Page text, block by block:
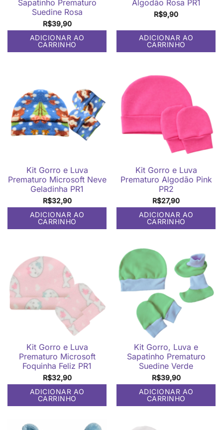
Sapatinho Prematuro
Suedine Rosa
R$39,90
ADICIONAR AO
CARRINHO
Algodão Rosa PR1
R$9,90
ADICIONAR AO
CARRINHO
Kit Gorro e Luva
Prematuro Microsoft Neve
Geladinha PR1
R$32,90
ADICIONAR AO
CARRINHO
Kit Gorro e Luva
Prematuro Algodão Pink
PR2
R$27,90
ADICIONAR AO
CARRINHO
Kit Gorro e Luva
Prematuro Microsoft
Foquinha Feliz PR1
R$32,90
ADICIONAR AO
CARRINHO
Kit Gorro, Luva e
Sapatinho Prematuro
Suedine Verde
R$39,90
ADICIONAR AO
CARRINHO